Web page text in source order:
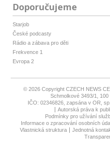
Doporučujeme
Starjob
České podcasty
Rádio a zábava pro děti
Frekvence 1
Evropa 2
© 2026 Copyright CZECH NEWS
Schmolkové 3493/1,
IČO: 02346826, zapsána v OR,
Autorská práva k
Podmínky pro užívání
Informace o zpracování osobních
Vlastnická struktura
Jednotná